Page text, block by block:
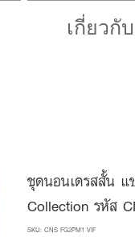
เกี่ยวกั
ชุดนอนเดรสสั้น แ
Collection รหัส
SKU: CNS-FG2PM1-VIF